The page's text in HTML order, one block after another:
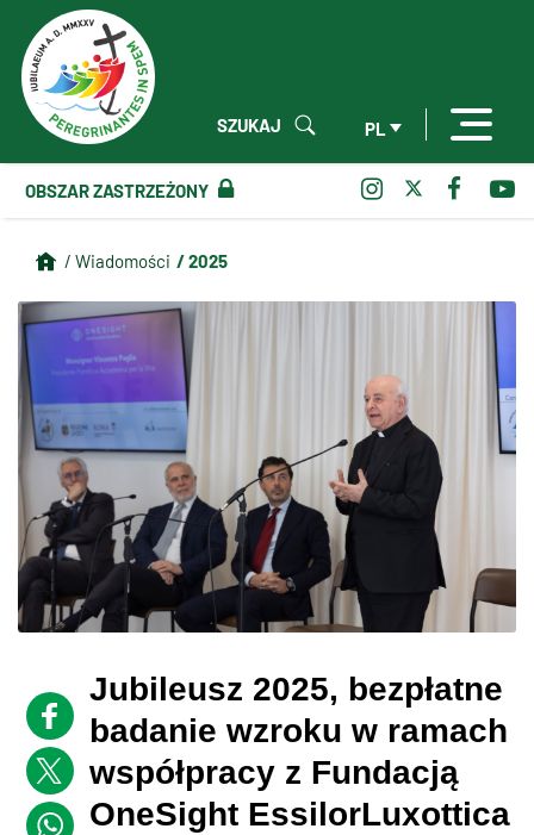
PL
SZUKAJ
OBSZAR ZASTRZEŻONY
/ Wiadomości / 2025
Jubileusz 2025, bezpłatne
badanie wzroku w ramach
współpracy z Fundacją
OneSight EssilorLuxottica